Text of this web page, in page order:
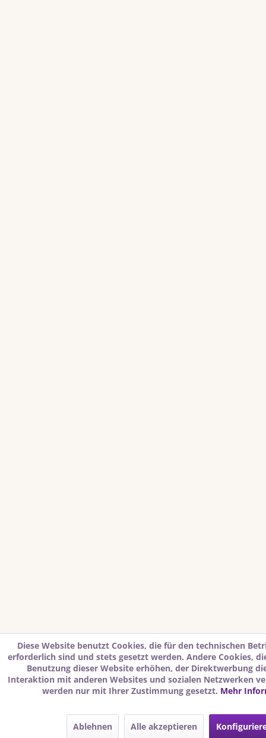
Diese Website benutzt Cookies, die für den technischen
erforderlich sind und stets gesetzt werden. Andere Cookies,
Benutzung dieser Website erhöhen, der Direktwerbung
Interaktion mit anderen Websites und sozialen Netzwerken
werden nur mit Ihrer Zustimmung gesetzt. Mehr
Ablehnen Alle akzeptieren